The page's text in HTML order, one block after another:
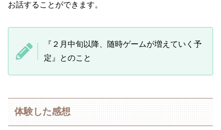
お話することができます。
『２月中旬以降、随時ゲームが増えていく予
定』とのこと
体験した感想